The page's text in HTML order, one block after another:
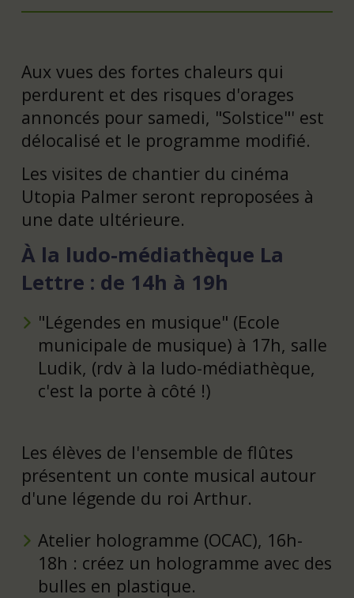
Aux vues des fortes chaleurs qui
perdurent et des risques d'orages
annoncés pour samedi, "Solstice"' est
délocalisé et le programme modifié.
Les visites de chantier du cinéma
Utopia Palmer seront reproposées à
une date ultérieure.
À la ludo-médiathèque La
Lettre : de 14h à 19h
"Légendes en musique" (Ecole
municipale de musique) à 17h, salle
Ludik, (rdv à la ludo-médiathèque,
c'est la porte à côté !)
Les élèves de l'ensemble de flûtes
présentent un conte musical autour
d'une légende du roi Arthur.
Atelier hologramme (OCAC), 16h-
18h : créez un hologramme avec des
bulles en plastique.